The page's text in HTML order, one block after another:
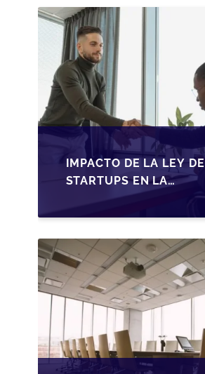
2026
IMPACTO DE LA LEY DE
STARTUPS EN LA
TRANSMISIÓN DE
PYMES ESPAÑOLAS